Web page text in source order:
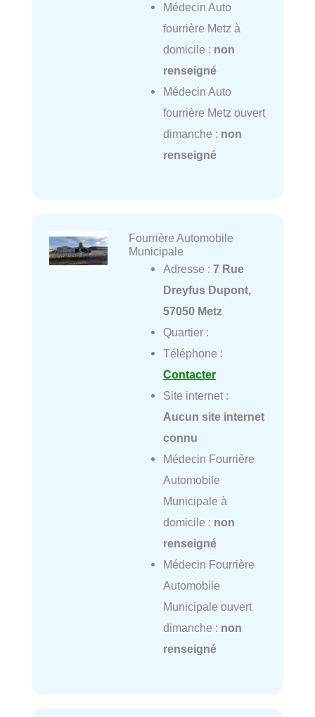
Médecin Auto
fourrière Metz à
domicile : non
renseigné
Médecin Auto
fourrière Metz ouvert
dimanche : non
renseigné
Fourrière Automobile
Municipale
Adresse : 7 Rue
Dreyfus Dupont,
57050 Metz
Quartier :
Téléphone :
Contacter
Site internet :
Aucun site internet
connu
Médecin Fourrière
Automobile
Municipale à
domicile : non
renseigné
Médecin Fourrière
Automobile
Municipale ouvert
dimanche : non
renseigné